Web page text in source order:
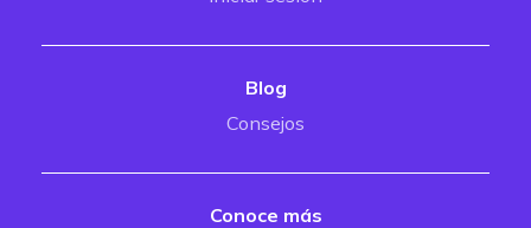
Blog
Consejos
Conoce más